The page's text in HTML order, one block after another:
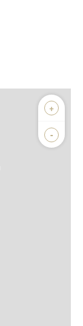
+
-
Biens vendus